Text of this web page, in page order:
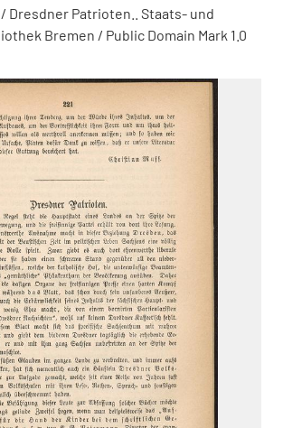
Dresdner Patrioten.. Staats- und
Bremen / Public Domain Mark 1.0